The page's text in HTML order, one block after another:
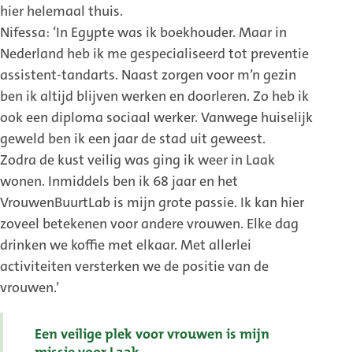
hier helemaal thuis.
Nifessa: ‘In Egypte was ik boekhouder. Maar in
Nederland heb ik me gespecialiseerd tot preventie
assistent-tandarts. Naast zorgen voor m’n gezin
ben ik altijd blijven werken en doorleren. Zo heb ik
ook een diploma sociaal werker. Vanwege huiselijk
geweld ben ik een jaar de stad uit geweest.
Zodra de kust veilig was ging ik weer in Laak
wonen. Inmiddels ben ik 68 jaar en het
VrouwenBuurtLab is mijn grote passie. Ik kan hier
zoveel betekenen voor andere vrouwen. Elke dag
drinken we koffie met elkaar. Met allerlei
activiteiten versterken we de positie van de
vrouwen.’
Een veilige plek voor vrouwen is mijn